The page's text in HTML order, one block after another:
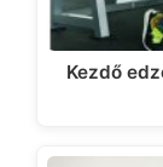
Kezdő